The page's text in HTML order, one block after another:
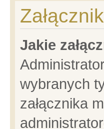
Jakie
wybranych
załącznika